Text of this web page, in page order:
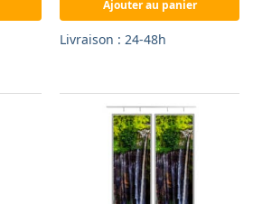
Ajouter au panier
Livraison : 24-48h